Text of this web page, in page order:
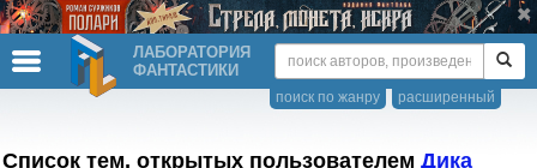
ЛАБОРАТОРИЯ
ФАНТАСТИКИ
расширенный
поиск по жанру
Список тем, открытых пользователем Дика